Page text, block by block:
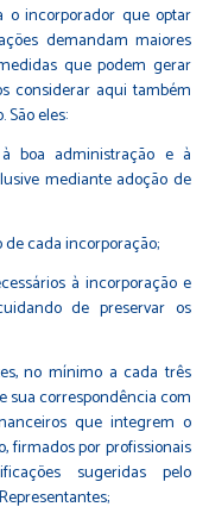
o incorporador que optar
demandam maiores
que podem gerar
considerar aqui também
eles:
boa administração e à
mediante adoção de
de cada incorporação;
à incorporação e
de preservar os
no mínimo a cada três
sua correspondência com
que integrem o
firmados por profissionais
sugeridas pelo